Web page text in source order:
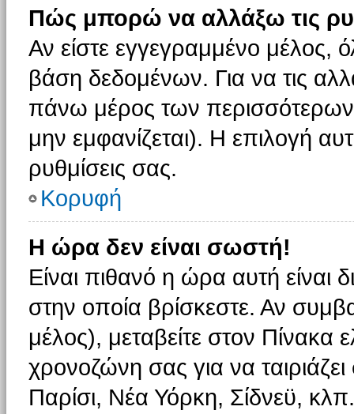
Πώς μπορώ να αλλάξω τις
Αν είστε εγγεγραμμένο μέλος,
βάση δεδομένων. Για να τις
πάνω μέρος των περισσότερων
μην εμφανίζεται). Η επιλογή
ρυθμίσεις σας.
Κορυφή
Η ώρα δεν είναι σωστή!
Είναι πιθανό η ώρα αυτή είναι
στην οποία βρίσκεστε. Αν
μέλος), μεταβείτε στον Πίνακα
χρονοζώνη σας για να
Παρίσι, Νέα Υόρκη, Σίδνεϋ,